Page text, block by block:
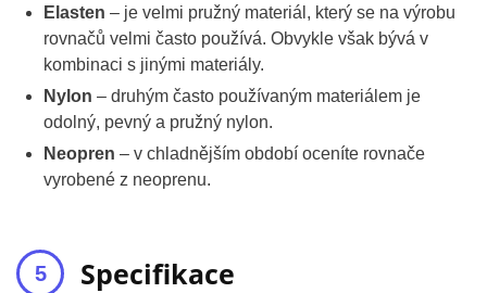
Elasten – je velmi pružný materiál, který se na výrobu
rovnačů velmi často používá. Obvykle však bývá v
kombinaci s jinými materiály.
Nylon – druhým často používaným materiálem je
odolný, pevný a pružný nylon.
Neopren – v chladnějším období oceníte rovnače
vyrobené z neoprenu.
Specifikace